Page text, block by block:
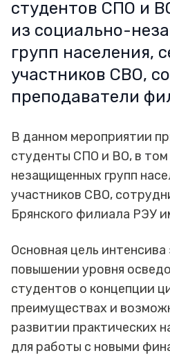
студентов СПО и
из социально-
групп населения,
участников СВО,
преподаватели
В данном мероприятии
студенты СПО и ВО, в
незащищенных групп
участников СВО,
Брянского филиала РЭУ
Основная цель
повышении уровня
студентов о концепции
преимуществах и
развитии практических
для работы с новыми